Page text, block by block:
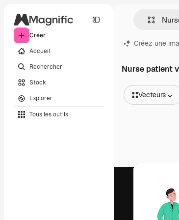
Créer
Accueil
Rechercher
Stock
Explorer
Tous les outils
Créez une
Nurse patient
Vecteurs
Vidéos
Templates vidéos
Modèles 3D